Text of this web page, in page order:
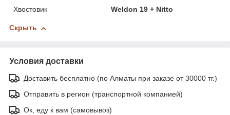
Хвостовик
Weldon 19 + Nitto
Скрыть
Условия доставки
Доставить бесплатно (по Алматы при заказе от 30000 тг.)
Отправить в регион (транспортной компанией)
Ок, еду к вам (самовывоз)